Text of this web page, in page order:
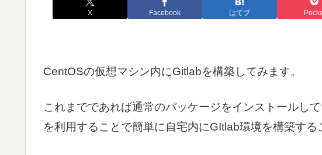
X Facebook はてブ
CentOSの仮想マシン内にGitlabを構築してみます。
これまでであれば通常のパッケージをインストールし
を利用することで簡単に自宅内にGItlab環境を構築する